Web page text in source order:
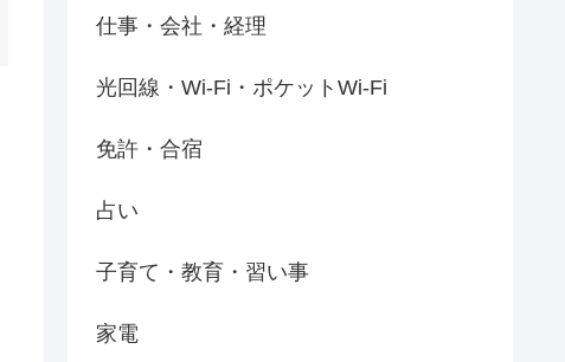
仕事・会社・経理
光回線・Wi-Fi・ポケットWi-Fi
免許・合宿
占い
子育て・教育・習い事
家電